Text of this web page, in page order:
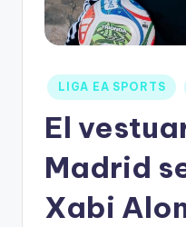
LIGA EA SPORTS
El
Madrid
Xabi